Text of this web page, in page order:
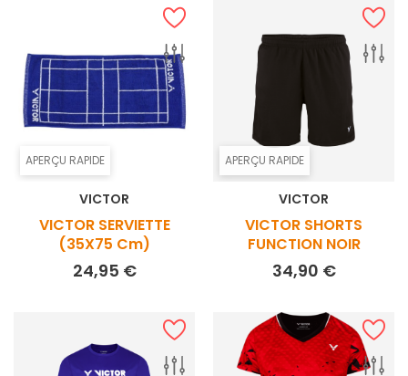
APERÇU RAPIDE
VICTOR
VICTOR SERVIETTE
(35X75 Cm)
24,95 €Prix
APERÇU RAPIDE
VICTOR
VICTOR SHORTS
FUNCTION NOIR
34,90 €Prix